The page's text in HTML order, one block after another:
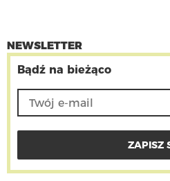
NEWSLETTER
Bądź na bieżąco